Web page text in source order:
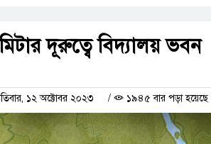
দূরুত্বে বিদ্যালয় ভবন
১২ অক্টোবর ২০২৩ / ১৯৪৫ বার পড়া হয়েছে